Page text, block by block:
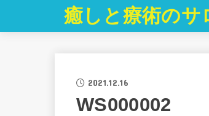
癒しと療術のサ
2021.12.16
WS000002